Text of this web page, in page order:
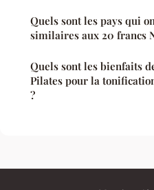
Quels sont les pays qui
similaires aux 20 francs
Quels sont les bienfaits
Pilates pour la
?